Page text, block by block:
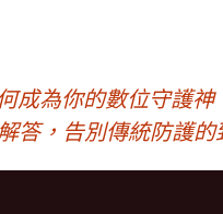
成為你的數位守護神
答，告別傳統防護